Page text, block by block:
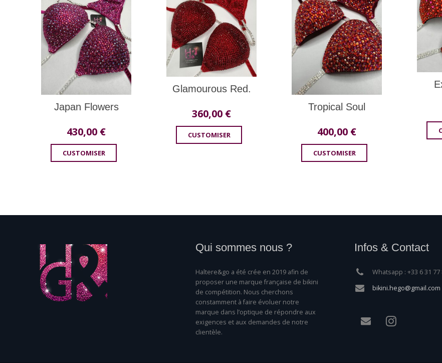
Japan Flowers
430,00 €
CUSTOMISER
Glamourous Red.
360,00 €
CUSTOMISER
Tropical Soul
400,00 €
CUSTOMISER
Qui sommes nous ?
Haltere&go a été crée en 2019 afin de
proposer une marque française de bikini
de compétition. Nous cherchons
constamment à faire évoluer notre
marque dans l’optique de répondre aux
exigences et aux demandes de notre
clientèle.
Infos & Contact
Whatsapp : +33 6 31 77
bikini.hego@gmail.com